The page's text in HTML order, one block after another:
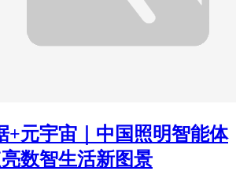
+元宇宙｜中国照明智能体
数智生活新图景